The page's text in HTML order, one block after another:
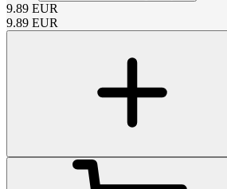
9.89 EUR
9.89 EUR